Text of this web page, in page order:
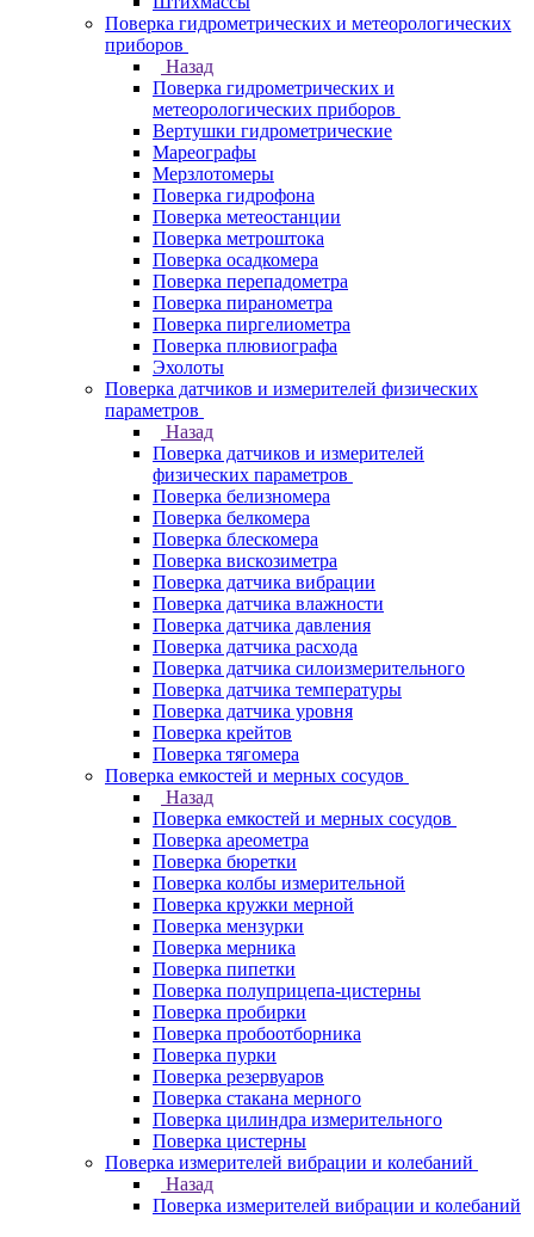
Поверка гидрометрических и метеорологических
приборов
Назад
Поверка гидрометрических и
метеорологических приборов
Вертушки гидрометрические
Мареографы
Мерзлотомеры
Поверка гидрофона
Поверка метеостанции
Поверка метроштока
Поверка осадкомера
Поверка перепадометра
Поверка пиранометра
Поверка пиргелиометра
Поверка плювиографа
Эхолоты
Поверка датчиков и измерителей физических
параметров
Назад
Поверка датчиков и измерителей
физических параметров
Поверка белизномера
Поверка белкомера
Поверка блескомера
Поверка вискозиметра
Поверка датчика вибрации
Поверка датчика влажности
Поверка датчика давления
Поверка датчика расхода
Поверка датчика силоизмерительного
Поверка датчика температуры
Поверка датчика уровня
Поверка крейтов
Поверка тягомера
Поверка емкостей и мерных сосудов
Назад
Поверка емкостей и мерных сосудов
Поверка ареометра
Поверка бюретки
Поверка колбы измерительной
Поверка кружки мерной
Поверка мензурки
Поверка мерника
Поверка пипетки
Поверка полуприцепа-цистерны
Поверка пробирки
Поверка пробоотборника
Поверка пурки
Поверка резервуаров
Поверка стакана мерного
Поверка цилиндра измерительного
Поверка цистерны
Поверка измерителей вибрации и колебаний
Назад
Поверка измерителей вибрации и колебаний